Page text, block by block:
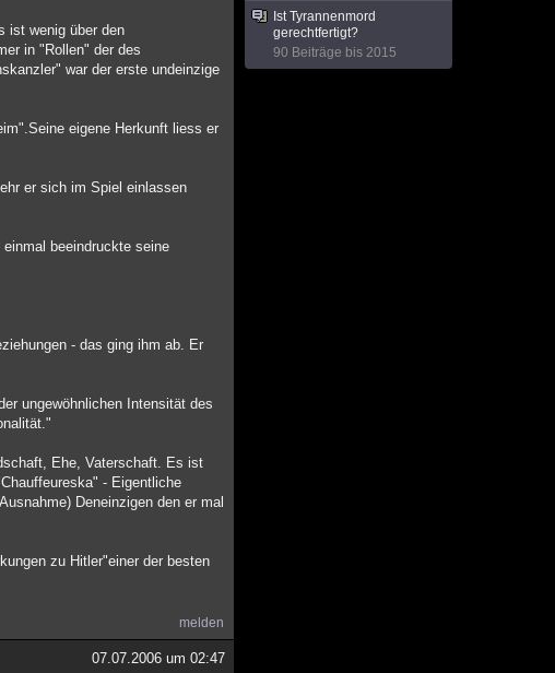
ist wenig über den
in "Rollen" der des
war der erste undeinzige
eigene Herkunft liess er
er sich im Spiel einlassen
beeindruckte seine
- das ging ihm ab. Er
ungewöhnlichen Intensität des
Ehe, Vaterschaft. Es ist
- Eigentliche
Deneinzigen den er mal
zu Hitler"einer der besten
melden
07.07.2006 um 02:47
Ist Tyrannenmord
gerechtfertigt?
90 Beiträge bis 2015